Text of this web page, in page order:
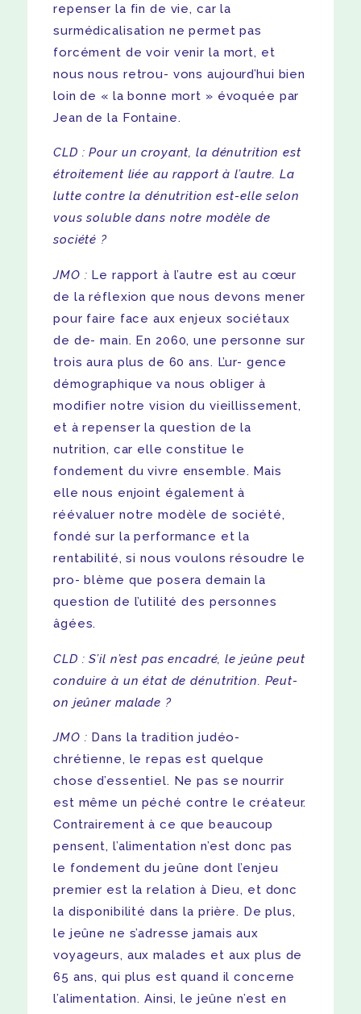
repenser la fin de vie, car la
surmédicalisation ne permet pas
forcément de voir venir la mort, et
nous nous retrou- vons aujourd’hui bien
loin de « la bonne mort » évoquée par
Jean de la Fontaine.
CLD : Pour un croyant, la dénutrition est
étroitement liée au rapport à l’autre. La
lutte contre la dénutrition est-elle selon
vous soluble dans notre modèle de
société ?
JMO : Le rapport à l’autre est au cœur
de la réflexion que nous devons mener
pour faire face aux enjeux sociétaux
de de- main. En 2060, une personne sur
trois aura plus de 60 ans. L’ur- gence
démographique va nous obliger à
modifier notre vision du vieillissement,
et à repenser la question de la
nutrition, car elle constitue le
fondement du vivre ensemble. Mais
elle nous enjoint également à
réévaluer notre modèle de société,
fondé sur la performance et la
rentabilité, si nous voulons résoudre le
pro- blème que posera demain la
question de l’utilité des personnes
âgées.
CLD : S’il n’est pas encadré, le jeûne peut
conduire à un état de dénutrition. Peut-
on jeûner malade ?
JMO : Dans la tradition judéo-
chrétienne, le repas est quelque
chose d’essentiel. Ne pas se nourrir
est même un péché contre le créateur.
Contrairement à ce que beaucoup
pensent, l’alimentation n’est donc pas
le fondement du jeûne dont l’enjeu
premier est la relation à Dieu, et donc
la disponibilité dans la prière. De plus,
le jeûne ne s’adresse jamais aux
voyageurs, aux malades et aux plus de
65 ans, qui plus est quand il concerne
l’alimentation. Ainsi, le jeûne n’est en